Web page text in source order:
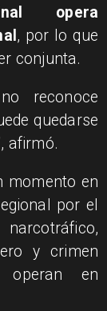
opera
, por lo que
conjunta.
reconoce
quedarse
afirmó.
momento en
por el
y crimen
operan en